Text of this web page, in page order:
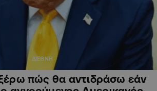
ΔΙΕΘΝΗ
πώς θα αντιδράσω εάν